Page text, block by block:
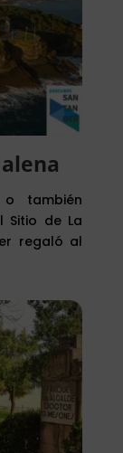
también
Sitio de La
regaló al